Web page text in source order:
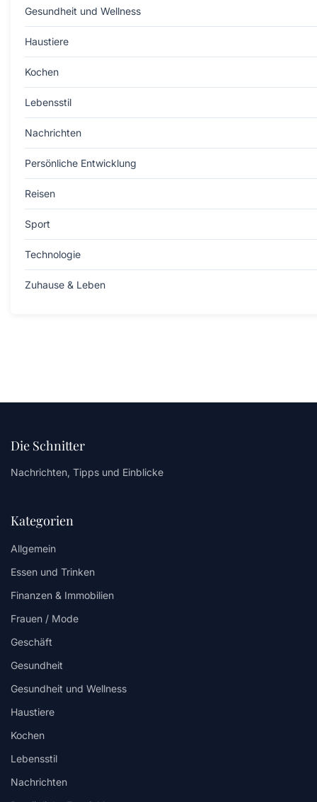
Gesundheit und Wellness
Haustiere
Kochen
Lebensstil
Nachrichten
Persönliche Entwicklung
Reisen
Sport
Technologie
Zuhause & Leben
Die Schnitter
Nachrichten, Tipps und Einblicke
Kategorien
Allgemein
Essen und Trinken
Finanzen & Immobilien
Frauen / Mode
Geschäft
Gesundheit
Gesundheit und Wellness
Haustiere
Kochen
Lebensstil
Nachrichten